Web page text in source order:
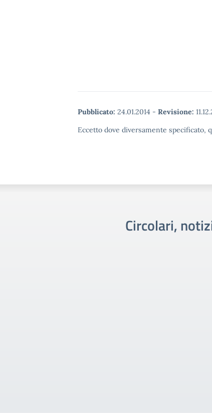
Pubblicato: 24.01.2014 - Revisione:
Eccetto dove diversamente specificato,
Circolari,